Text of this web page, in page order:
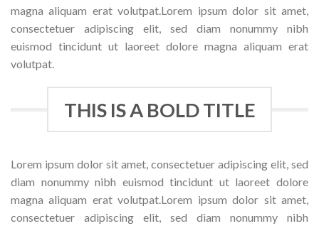
magna aliquam erat volutpat.Lorem ipsum dolor sit amet,
consectetuer adipiscing elit, sed diam nonummy nibh
euismod tincidunt ut laoreet dolore magna aliquam erat
volutpat.
THIS IS A BOLD TITLE
Lorem ipsum dolor sit amet, consectetuer adipiscing elit, sed
diam nonummy nibh euismod tincidunt ut laoreet dolore
magna aliquam erat volutpat.Lorem ipsum dolor sit amet,
consectetuer adipiscing elit, sed diam nonummy nibh